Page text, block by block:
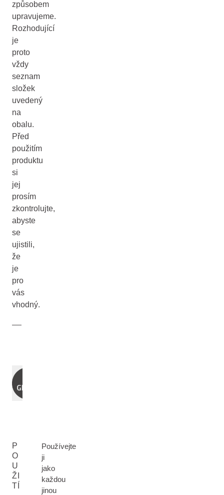
způsobem
upravujeme.
Rozhodující
je
proto
vždy
seznam
složek
uvedený
na
obalu.
Před
použitím
produktu
si
jej
prosím
zkontrolujte,
abyste
se
ujistili,
že
je
pro
vás
vhodný.
P
O
U
ŽI
TÍ
Používejte
ji
jako
každou
jinou